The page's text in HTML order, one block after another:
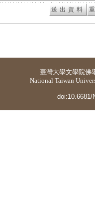
臺灣大學文學院佛
National Taiwan
doi:10.6681/